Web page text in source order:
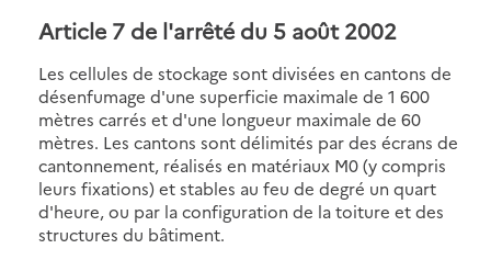
Article 7 de l'arrêté du 5 août 2002
Les cellules de stockage sont divisées en cantons de
désenfumage d'une superficie maximale de 1 600
mètres carrés et d'une longueur maximale de 60
mètres. Les cantons sont délimités par des écrans de
cantonnement, réalisés en matériaux M0 (y compris
leurs fixations) et stables au feu de degré un quart
d'heure, ou par la configuration de la toiture et des
structures du bâtiment.